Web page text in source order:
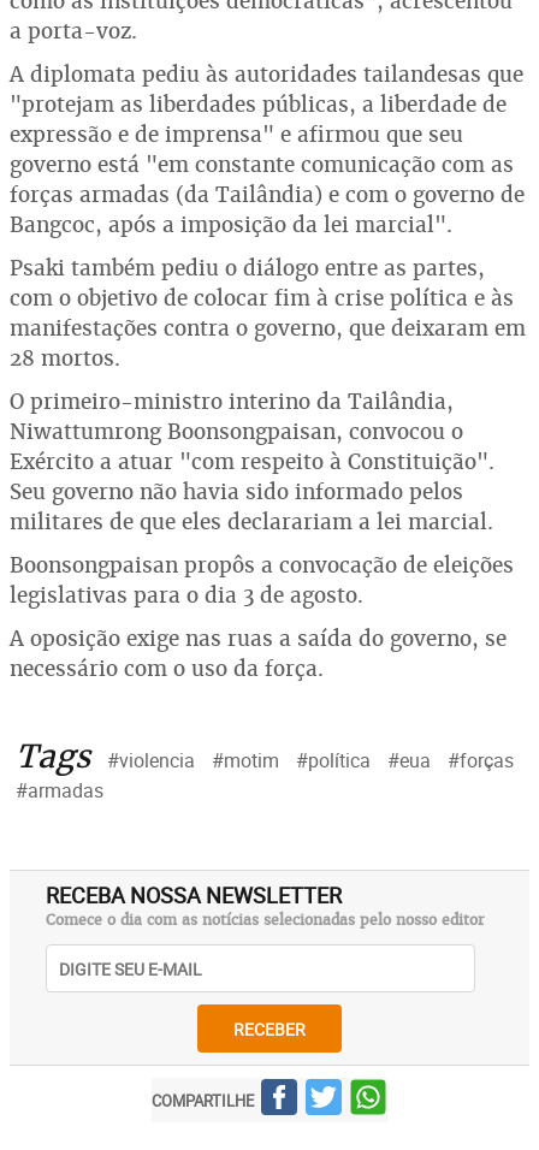
a porta-voz.
A diplomata pediu às autoridades tailandesas que
"protejam as liberdades públicas, a liberdade de
expressão e de imprensa" e afirmou que seu
governo está "em constante comunicação com as
forças armadas (da Tailândia) e com o governo de
Bangcoc, após a imposição da lei marcial".
Psaki também pediu o diálogo entre as partes,
com o objetivo de colocar fim à crise política e às
manifestações contra o governo, que deixaram em
28 mortos.
O primeiro-ministro interino da Tailândia,
Niwattumrong Boonsongpaisan, convocou o
Exército a atuar "com respeito à Constituição".
Seu governo não havia sido informado pelos
militares de que eles declarariam a lei marcial.
Boonsongpaisan propôs a convocação de eleições
legislativas para o dia 3 de agosto.
A oposição exige nas ruas a saída do governo, se
necessário com o uso da força.
Tags #violencia #motim #política #eua
#forças
#armadas
RECEBA NOSSA NEWSLETTER
Comece o dia com as notícias selecionadas pelo nosso editor
RECEBER
COMPARTILHE